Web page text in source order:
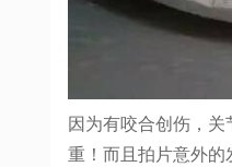
因为有咬合创伤，
重！而且拍片意外